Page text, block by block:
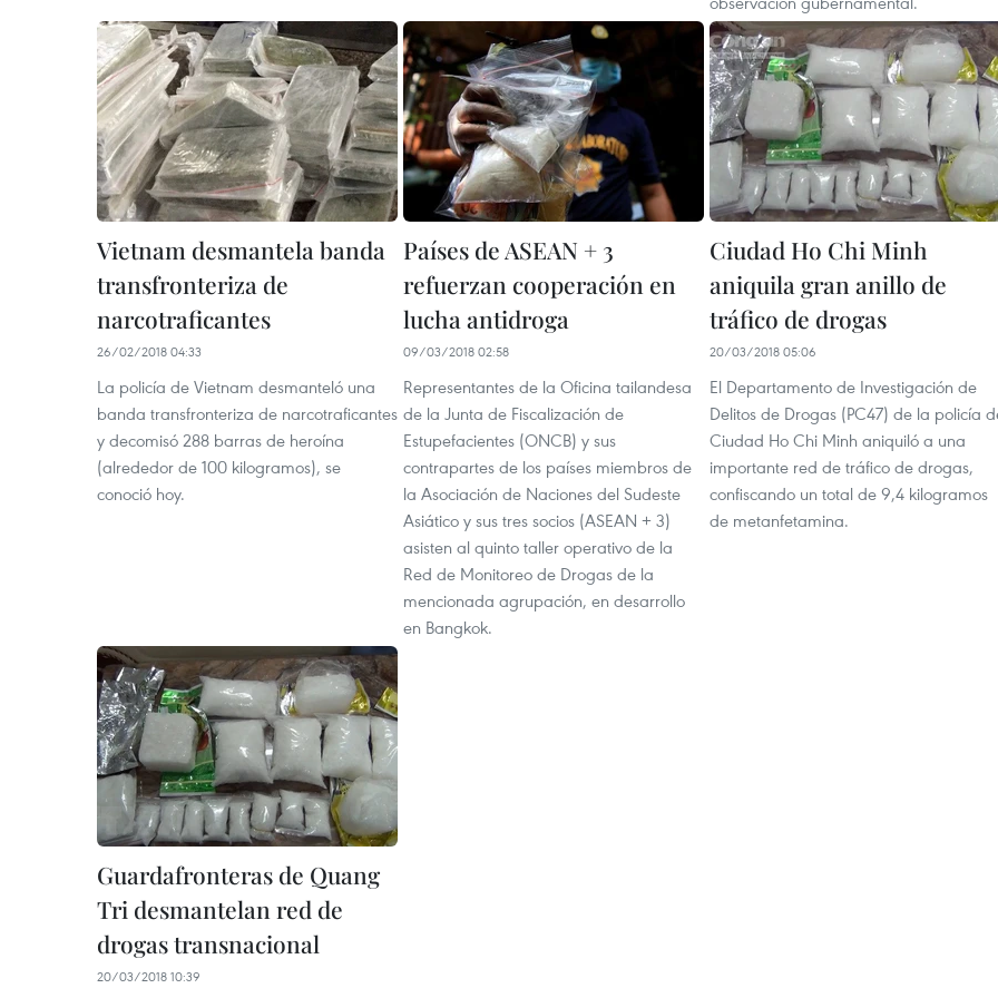
Vietnam desmantela banda
transfronteriza de
narcotraficantes
26/02/2018 04:33
La policía de Vietnam desmanteló una
banda transfronteriza de narcotraficantes
y decomisó 288 barras de heroína
(alrededor de 100 kilogramos), se
conoció hoy.
Países de ASEAN + 3
refuerzan cooperación en
lucha antidroga
09/03/2018 02:58
Representantes de la Oficina tailandesa
de la Junta de Fiscalización de
Estupefacientes (ONCB) y sus
contrapartes de los países miembros de
la Asociación de Naciones del Sudeste
Asiático y sus tres socios (ASEAN + 3)
asisten al quinto taller operativo de la
Red de Monitoreo de Drogas de la
mencionada agrupación, en desarrollo
en Bangkok.
Ciudad Ho Chi Minh
aniquila gran anillo de
tráfico de drogas
20/03/2018 05:06
El Departamento de Investigación de
Delitos de Drogas (PC47) de la policía
Ciudad Ho Chi Minh aniquiló a una
importante red de tráfico de drogas,
confiscando un total de 9,4 kilogramos
de metanfetamina.
Guardafronteras de Quang
Tri desmantelan red de
drogas transnacional
20/03/2018 10:39